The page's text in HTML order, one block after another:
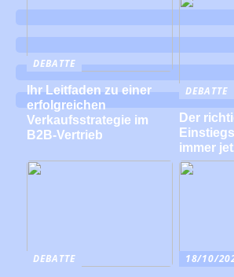
DEBATTE
Ihr Leitfaden zu einer
erfolgreichen
Verkaufsstrategie im
B2B-Vertrieb
DEBATTE
Der
immer
DEBATTE
18/10/